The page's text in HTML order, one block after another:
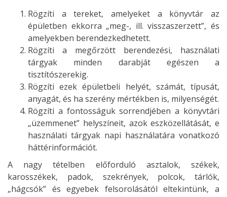
Rögzíti a tereket, amelyeket a könyvtár az
épületben ekkorra „meg-, ill. visszaszerzett”, és
amelyekben berendezkedhetett.
Rögzíti a megőrzött berendezési, használati
tárgyak minden darabját egészen a
tisztítószerekig.
Rögzíti ezek épületbeli helyét, számát, típusát,
anyagát, és ha szerény mértékben is, milyenségét.
Rögzíti a fontosságuk sorrendjében a könyvtári
„üzemmenet” helyszíneit, azok eszközellátását, e
használati tárgyak napi használatára vonatkozó
háttérinformációt.
A nagy tételben előforduló asztalok, székek,
karosszékek, padok, szekrények, polcok, tárlók,
„hágcsók” és egyebek felsorolásától eltekintünk, a